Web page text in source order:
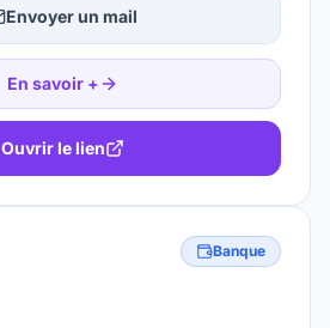
Envoyer un mail
En savoir +
Ouvrir le lien
Banque